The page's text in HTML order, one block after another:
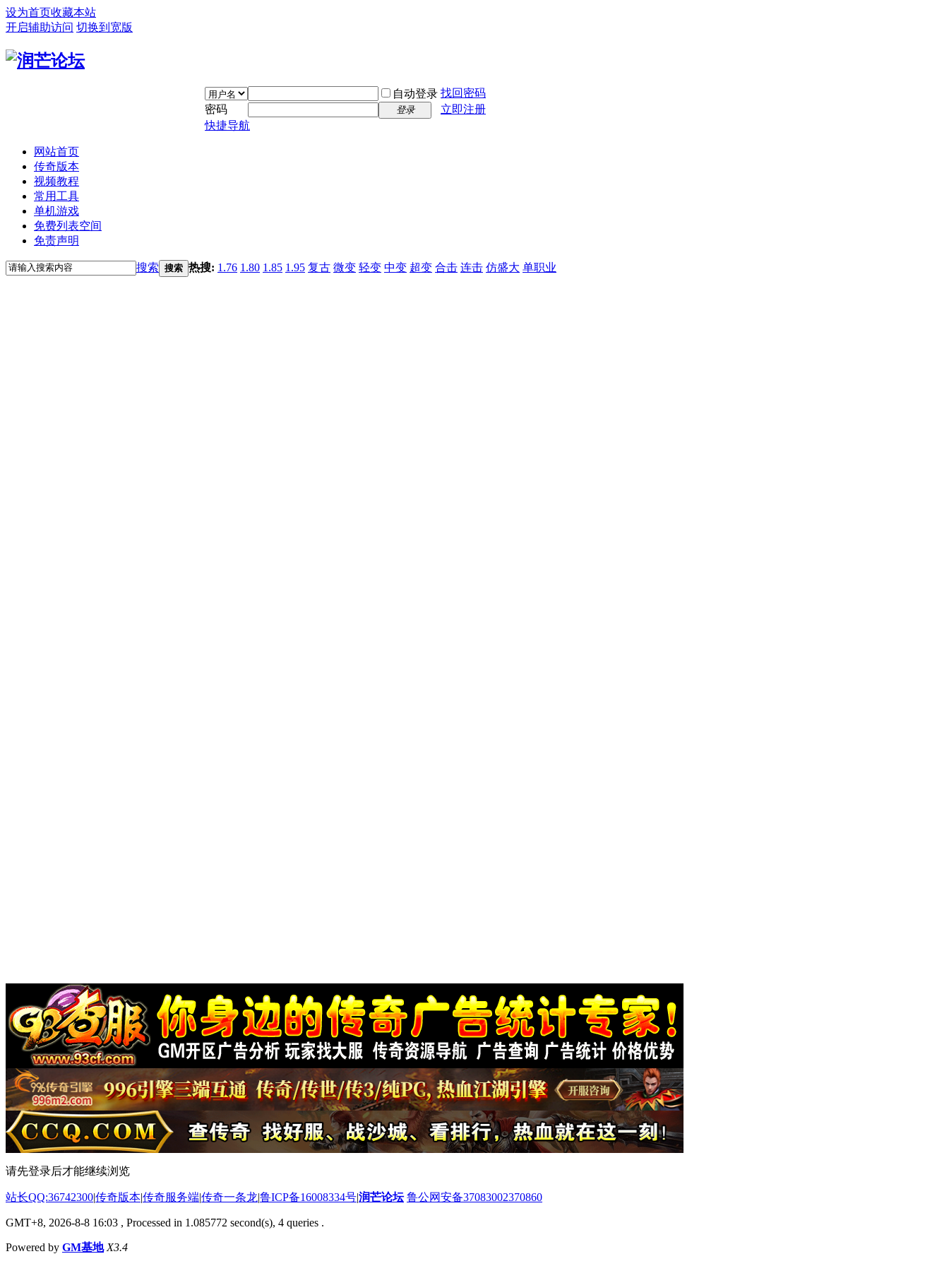
设为首页收藏本站
开启辅助访问 切换到宽版
自动登录 找回密码
密码
登录
立即注册
快捷导航
网站首页
传奇版本
视频教程
常用工具
单机游戏
免费列表空间
免责声明
搜索 搜索 热搜: 1.76 1.80 1.85 1.95 复古 微变 轻变 中变 超变 合击 连击 仿盛大 单职业
请先登录后才能继续浏览
站长QQ:36742300|传奇版本|传奇服务端|传奇一条龙|鲁ICP备16008334号|润芒论坛 鲁公网安备37083002370860
GMT+8, 2026-8-8 16:03 , Processed in 1.085772 second(s), 4 queries .
Powered by GM基地 X3.4